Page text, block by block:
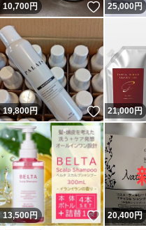
10,700円 いいね！
25,000円
19,800円 いいね！
21,000円
13,500円 いいね！
20,400円